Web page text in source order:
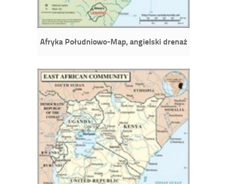
Afryka Południowo-Map, angielski drenaż